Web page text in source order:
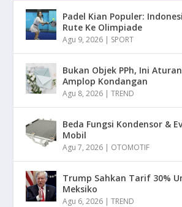
Padel Kian Populer:
Rute Ke Olimpiade
Agu 9, 2026 | SPORT
Bukan Objek PPh, Ini
Amplop Kondangan
Agu 8, 2026 |TREND
Beda Fungsi Kondensor &
Mobil
Agu 7, 2026 | OTOMOTIF
Trump Sahkan Tarif 30%
Meksiko
Agu 6, 2026 |TREND